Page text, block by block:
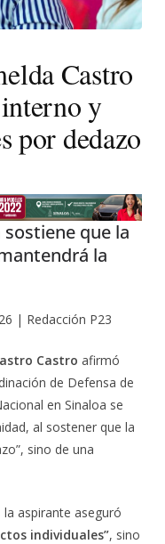
Castro
y
por dedazo
que la
la
| Redacción P23
Castro afirmó
de Defensa de
en Sinaloa se
al sostener que la
sino de una
aspirante aseguró
individuales”, sino